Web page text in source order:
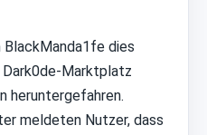
BlackManda1fe dies
Marktplatz
heruntergefahren.
meldeten Nutzer, dass